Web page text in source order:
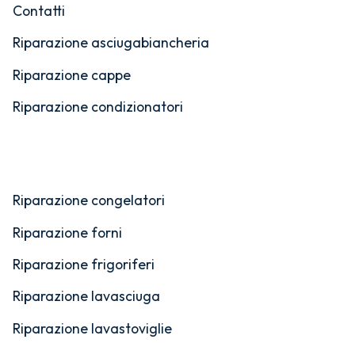
Contatti
Riparazione asciugabiancheria
Riparazione cappe
Riparazione condizionatori
Riparazione congelatori
Riparazione forni
Riparazione frigoriferi
Riparazione lavasciuga
Riparazione lavastoviglie